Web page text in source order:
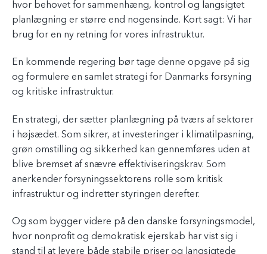
hvor behovet for sammenhæng, kontrol og langsigtet
planlægning er større end nogensinde. Kort sagt: Vi har
brug for en ny retning for vores infrastruktur.
En kommende regering bør tage denne opgave på sig
og formulere en samlet strategi for Danmarks forsyning
og kritiske infrastruktur.
En strategi, der sætter planlægning på tværs af sektorer
i højsædet. Som sikrer, at investeringer i klimatilpasning,
grøn omstilling og sikkerhed kan gennemføres uden at
blive bremset af snævre effektiviseringskrav. Som
anerkender forsyningssektorens rolle som kritisk
infrastruktur og indretter styringen derefter.
Og som bygger videre på den danske forsyningsmodel,
hvor nonprofit og demokratisk ejerskab har vist sig i
stand til at levere både stabile priser og langsigtede